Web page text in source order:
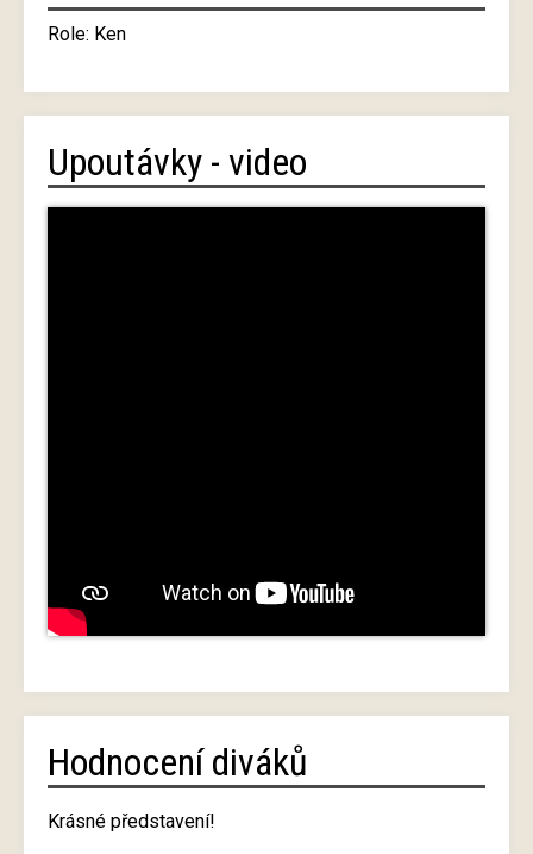
Role: Ken
Upoutávky - video
Hodnocení diváků
Krásné představení!